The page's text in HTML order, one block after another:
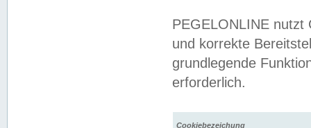
PEGELONLINE nutzt
und korrekte
grundlegende
erforderlich.
Cookiebezeichung